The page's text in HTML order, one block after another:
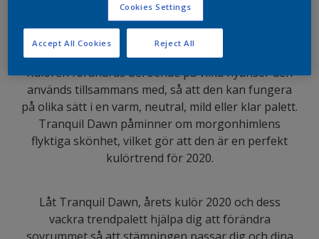
den sinnesstämning som vi ser som en tydlig trend
2020.
Kulören förändras beroende på vilka nyanser den
används tillsammans med, så att den kan fungera
på olika sätt i en varm, neutral, mild eller klar palett.
Tranquil Dawn påminner om morgonhimlens
flyktiga skönhet, vilket gör att den är en perfekt
kulörtrend för 2020.
Låt Tranquil Dawn, årets kulör 2020 och dess
vackra trendpalett hjälpa dig att förändra
Cookies Settings
Reject All
Accept All Cookies